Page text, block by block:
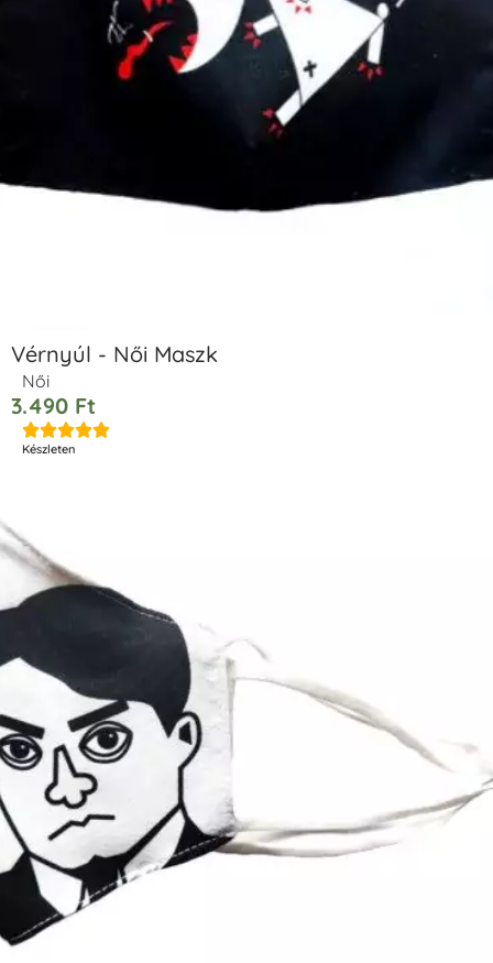
Vérnyúl - Női Maszk
Női
3.490 Ft

Készleten